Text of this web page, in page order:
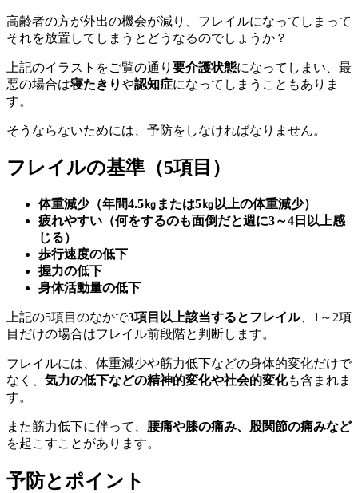
高齢者の方が外出の機会が減り、フレイルになってしまって
それを放置してしまうとどうなるのでしょうか？
上記のイラストをご覧の通り 要介護状態になってしまい、最
悪の場合は寝たきりや認知症になってしまうこともありま
す。
そうならないためには、予防をしなければなりません。
フレイルの基準（5項目）
体重減少（年間4.5㎏または5㎏以上の体重減少）
疲れやすい（何をするのも面倒だと週に3～4日以上感
じる）
歩行速度の低下
握力の低下
身体活動量の低下
上記の5項目のなかで3項目以上該当するとフレイル、1～2項
目だけの場合はフレイル前段階と判断します。
フレイルには、体重減少や筋力低下などの身体的変化だけで
なく、 気力の低下などの精神的変化や社会的変化も含まれま
す。
また筋力低下に伴って、 腰痛や膝の痛み、股関節の痛みなど
を起こすことがあります。
予防とポイント